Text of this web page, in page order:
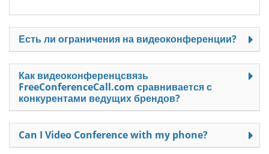
Есть ли ограничения на видеоконференции?
Как видеоконференцсвязь
FreeConferenceCall.com сравнивается с
конкурентами ведущих брендов?
Can I Video Conference with my phone?